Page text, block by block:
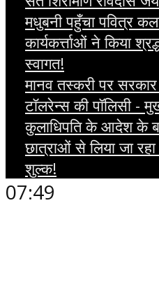
मधुबनी पहुँचा पवित्र
कार्यकर्त्ताओं ने किया
स्वागत!
मानव तस्करी पर सरकार
टॉलरेन्स की पॉलिसी -
कुलाधिपति के आदेश के
छात्राओं से लिया जा
शुल्क!
07:49